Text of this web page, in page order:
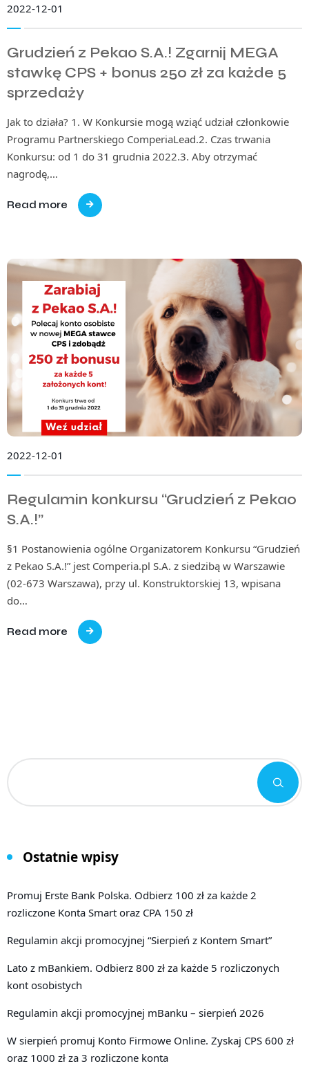
2022-12-01
Grudzień z Pekao S.A.! Zgarnij MEGA
stawkę CPS + bonus 250 zł za każde 5
sprzedaży
Jak to działa? 1. W Konkursie mogą wziąć udział członkowie
Programu Partnerskiego ComperiaLead.2. Czas trwania
Konkursu: od 1 do 31 grudnia 2022.3. Aby otrzymać
nagrodę,…
Read more
2022-12-01
Regulamin konkursu “Grudzień z Pekao
S.A.!”
§1 Postanowienia ogólne Organizatorem Konkursu “Grudzień
z Pekao S.A.!” jest Comperia.pl S.A. z siedzibą w Warszawie
(02-673 Warszawa), przy ul. Konstruktorskiej 13, wpisana
do…
Read more
Ostatnie wpisy
Promuj Erste Bank Polska. Odbierz 100 zł za każde 2
rozliczone Konta Smart oraz CPA 150 zł
Regulamin akcji promocyjnej “Sierpień z Kontem Smart”
Lato z mBankiem. Odbierz 800 zł za każde 5 rozliczonych
kont osobistych
Regulamin akcji promocyjnej mBanku – sierpień 2026
W sierpień promuj Konto Firmowe Online. Zyskaj CPS 600 zł
oraz 1000 zł za 3 rozliczone konta